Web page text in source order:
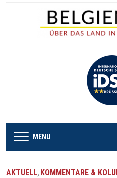
MENU
AKTUELL, KOMMENTARE &